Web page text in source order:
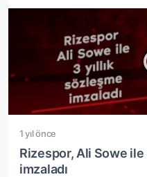
1 yıl önce
Rizespor, Ali Sowe ile
imzaladı